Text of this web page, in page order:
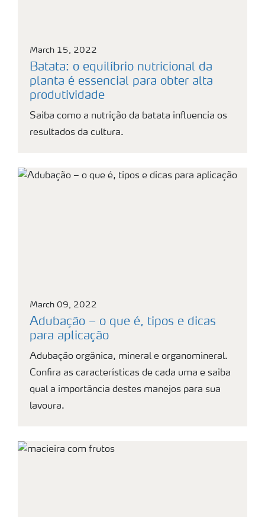
March 15, 2022
Batata: o equilíbrio nutricional da
planta é essencial para obter alta
produtividade
Saiba como a nutrição da batata influencia os
resultados da cultura.
March 09, 2022
Adubação – o que é, tipos e dicas
para aplicação
Adubação orgânica, mineral e organomineral.
Confira as características de cada uma e saiba
qual a importância destes manejos para sua
lavoura.